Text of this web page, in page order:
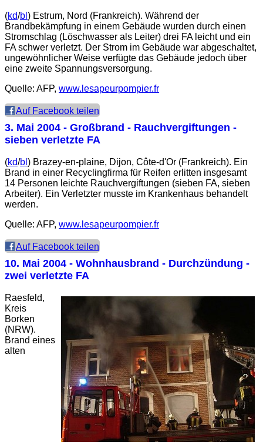
(kd/bl ) Estrum, Nord (Frankreich). Während der
Brandbekämpfung in einem Gebäude wurden durch einen
Stromschlag (Löschwasser als Leiter) drei FA leicht und ein
FA schwer verletzt. Der Strom im Gebäude war abgeschaltet,
ungewöhnlicher Weise verfügte das Gebäude jedoch über
eine zweite Spannungsversorgung.
Quelle: AFP, www.lesapeurpompier.fr
Auf Facebook teilen
3. Mai 2004 - Großbrand - Rauchvergiftungen -
sieben verletzte FA
(kd/bl ) Brazey-en-plaine, Dijon, Côte-d'Or (Frankreich). Ein
Brand in einer Recyclingfirma für Reifen erlitten insgesamt
14 Personen leichte Rauchvergiftungen (sieben FA, sieben
Arbeiter). Ein Verletzter musste im Krankenhaus behandelt
werden.
Quelle: AFP, www.lesapeurpompier.fr
Auf Facebook teilen
10. Mai 2004 - Wohnhausbrand - Durchzündung -
zwei verletzte FA
Raesfeld,
Kreis
Borken
(NRW).
Brand eines
alten